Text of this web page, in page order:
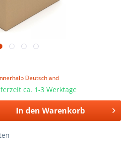
Deutschland
ca. 1-3 Werktage
In den Warenkorb